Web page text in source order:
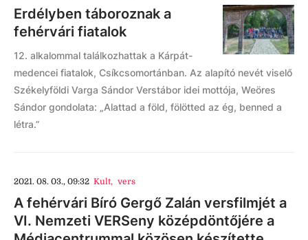
Erdélyben táboroznak a
fehérvári fiatalok
12. alkalommal találkozhattak a Kárpát-
medencei fiatalok, Csíkcsomortánban. Az alapító nevét viselő
Székelyföldi Varga Sándor Verstábor idei mottója, Weöres
Sándor gondolata: „Alattad a föld, fölötted az ég, benned a
létra.”
2021. 08. 03., 09:32 Kult, vers
A fehérvári Bíró Gergő Zalán versfilmjét a
VI. Nemzeti VERSeny középdöntőjére a